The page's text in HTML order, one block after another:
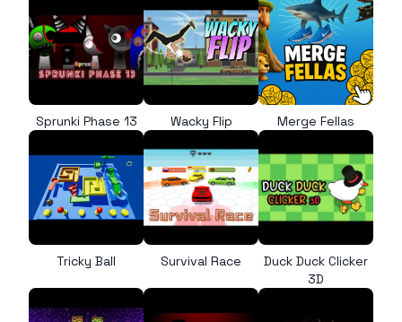
Sprunki Phase 13 Wacky Flip Merge Fellas
Tricky Ball Survival Race
Duck Duck Clicker
3D